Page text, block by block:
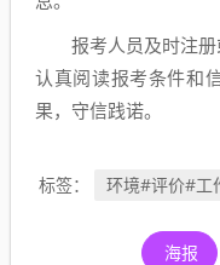
报考人员及时注册
认真阅读报考条件和
果，守信践诺。
标签： 环境#评价#工
海报